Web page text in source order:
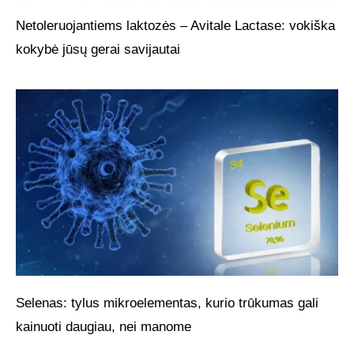
Netoleruojantiems laktozės – Avitale Lactase: vokiška
kokybė jūsų gerai savijautai
Selenas: tylus mikroelementas, kurio trūkumas gali
kainuoti daugiau, nei manome